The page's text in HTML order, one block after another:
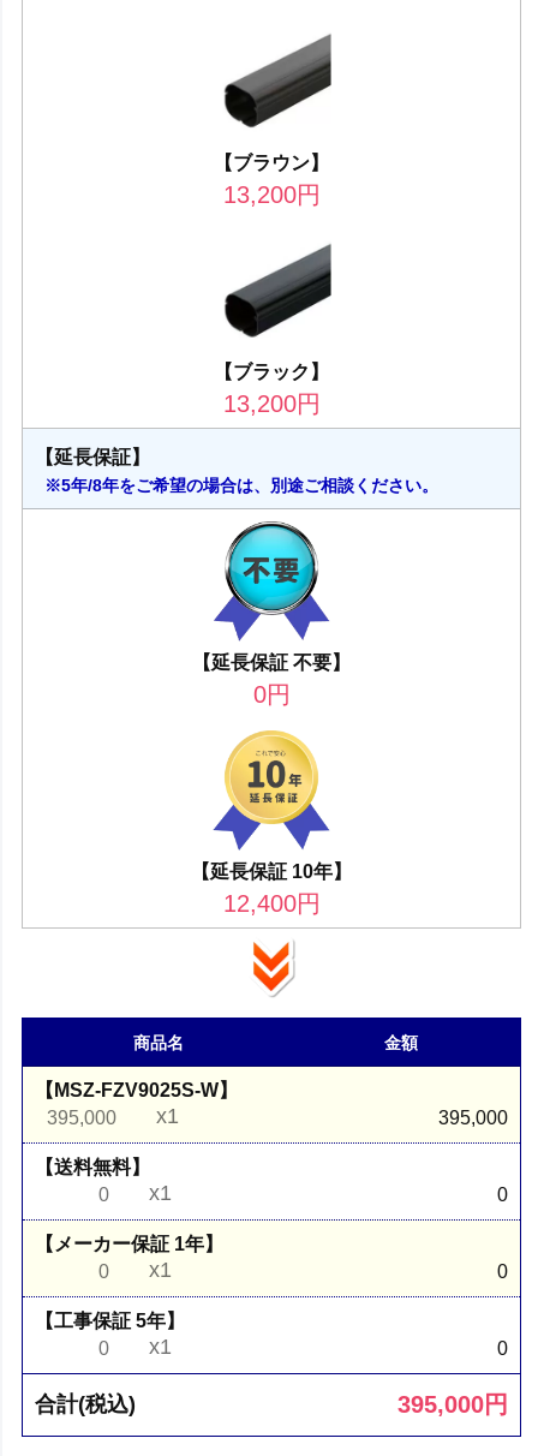
【ブラウン】
13,200円
【ブラック】
13,200円
【延長保証】
※5年/8年をご希望の場合は、別途ご相談ください。
【延長保証 不要】
0円
【延長保証 10年】
12,400円
商品名 金額
【MSZ-FZV9025S-W】
395,000
x1 395,000
【送料無料】
0
x1 0
【メーカー保証 1年】
0
x1 0
【工事保証 5年】
0
x1 0
合計(税込) 395,000円